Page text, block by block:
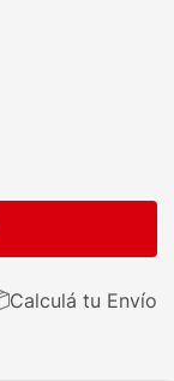
Calculá tu Envío